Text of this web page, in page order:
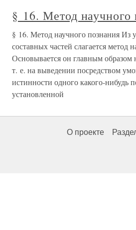
§ 16. Метод научного
§ 16. Метод научного познания Из
составных частей слагается метод
Основывается он главным образом
т. е. на выведении посредством
истинности одного какого-нибудь
установленной
О проекте